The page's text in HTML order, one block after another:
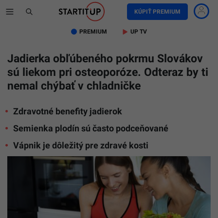
KÚPIŤ PREMIUM
PREMIUM UP TV
Jadierka obľúbeného pokrmu Slovákov
sú liekom pri osteoporóze. Odteraz by ti
nemal chýbať v chladničke
Zdravotné benefity jadierok
Semienka plodín sú často podceňované
Vápnik je dôležitý pre zdravé kosti